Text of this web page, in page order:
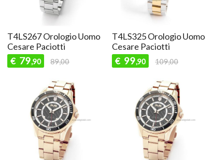
T4LS267 Orologio Uomo
Cesare Paciotti
€ 79,90 89,00
T4LS325 Orologio Uomo
Cesare Paciotti
€ 99,90 109,00